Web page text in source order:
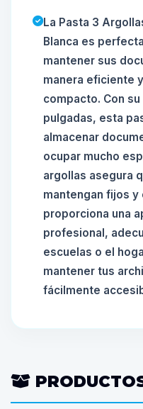
La Pasta 3
Blanca es
mantener sus
manera eficiente
compacto. Con
pulgadas, esta
almacenar
ocupar mucho
argollas asegura
mantengan fijos y
proporciona una
profesional,
escuelas o el
mantener tus
fácilmente